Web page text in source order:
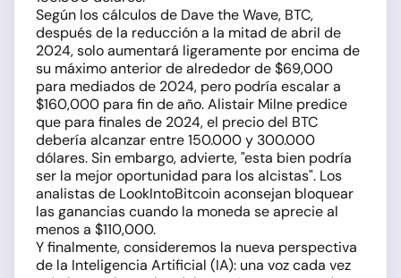
Según los cálculos de Dave the Wave, BTC,
después de la reducción a la mitad de abril de
2024, solo aumentará ligeramente por encima de
su máximo anterior de alrededor de $69,000
para mediados de 2024, pero podría escalar a
$160,000 para fin de año. Alistair Milne predice
que para finales de 2024, el precio del BTC
debería alcanzar entre 150.000 y 300.000
dólares. Sin embargo, advierte, "esta bien podría
ser la mejor oportunidad para los alcistas". Los
analistas de LookIntoBitcoin aconsejan bloquear
las ganancias cuando la moneda se aprecie al
menos a $110,000.
Y finalmente, consideremos la nueva perspectiva
de la Inteligencia Artificial (IA): una voz cada vez